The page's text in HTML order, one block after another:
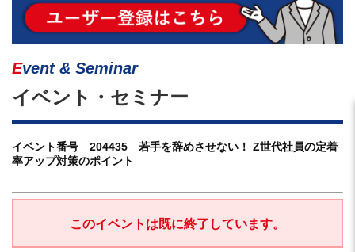
Event & Seminar
イベント・セミナー
イベント番号 204435 若手を辞めさせない！ Z世代社員の定着
率アップ対策のポイント
このイベントは既に終了しています。